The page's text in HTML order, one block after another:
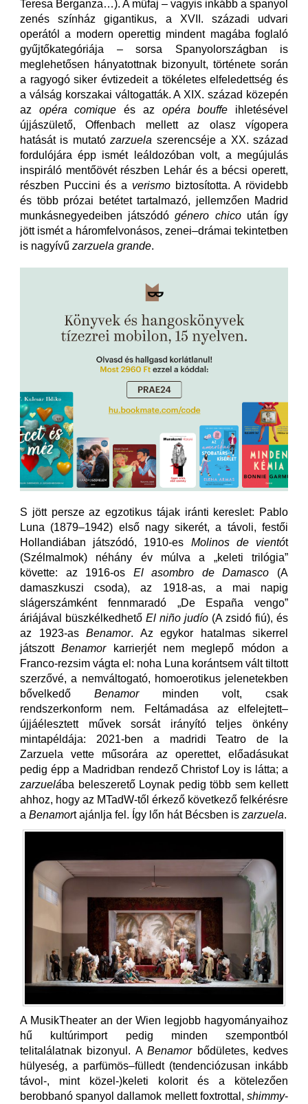
Teresa Berganza…). A műfaj – vagyis inkább a spanyol
zenés színház gigantikus, a XVII. századi udvari
operától a modern operettig mindent magába foglaló
gyűjtőkategóriája – sorsa Spanyolországban is
meglehetősen hányatottnak bizonyult, története során
a ragyogó siker évtizedeit a tökéletes elfeledettség és
a válság korszakai váltogatták. A XIX. század közepén
az opéra comiqueés az opéra bouffe ihletésével
újjászülető, Offenbach mellett az olasz vígopera
hatását is mutatózarzuela szerencséje a XX. század
fordulójára épp ismét leáldozóban volt, a megújulás
inspiráló mentőövét részben Lehár és a bécsi operett,
részben Puccini és a verismobiztosította. A rövidebb
és több prózai betétet tartalmazó, jellemzően Madrid
munkásnegyedeiben játszódógénero chico után így
jött ismét a háromfelvonásos, zenei–drámai tekintetben
is nagyívű zarzuela grande.
S jött persze az egzotikus tájak iránti kereslet: Pablo
Luna (1879–1942) első nagy sikerét, a távoli, festői
Hollandiában játszódó, 1910-es Molinos de vientót
(Szélmalmok) néhány év múlva a „keleti trilógia”
követte: az 1916-os El asombro de Damasco (A
damaszkuszi csoda), az 1918-as, a mai napig
slágerszámként fennmaradó „De España vengo”
áriájával büszkélkedhető El niño judío (A zsidó fiú), és
az 1923-as Benamor. Az egykor hatalmas sikerrel
játszottBenamorkarrierjét nem meglepő módon a
Franco-rezsim vágta el: noha Luna korántsem vált tiltott
szerzővé, a nemváltogató, homoerotikus jelenetekben
bővelkedő Benamorminden volt, csak
rendszerkonform nem. Feltámadása az elfelejtett–
újjáélesztett művek sorsát irányító teljes önkény
mintapéldája: 2021-ben a madridi Teatro de la
Zarzuela vette műsorára az operettet, előadásukat
pedig épp a Madridban rendező Christof Loy is látta; a
zarzuelába beleszerető Loynak pedig több sem kellett
ahhoz, hogy az MTadW-től érkező következő felkérésre
a Benamort ajánlja fel. Így lőn hát Bécsben is zarzuela.
A MusikTheater an der Wien legjobb hagyományaihoz
hű kultúrimport pedig minden szempontból
telitalálatnak bizonyul. ABenamorbődületes, kedves
hülyeség, a parfümös–fülledt (tendenciózusan inkább
távol-, mint közel-)keleti kolorit és a kötelezően
berobbanó spanyol dallamok mellett foxtrottal, shimmy-